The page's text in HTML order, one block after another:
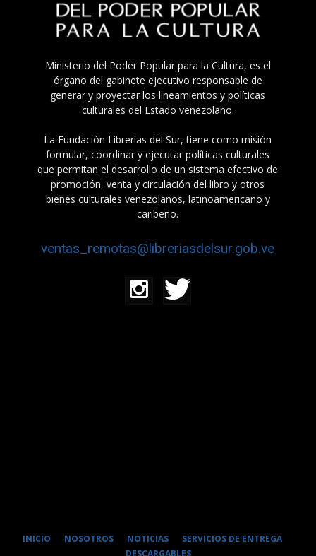
Ministerio del Poder Popular para la Cultura, es el
órgano del gabinete ejecutivo responsable de
generar y proyectar los lineamientos y políticas
culturales del Estado venezolano.
La Fundación Librerías del Sur, tiene como misión
formular, coordinar y ejecutar políticas culturales
que permitan el desarrollo de un sistema efectivo de
promoción, venta y circulación del libro y otros
bienes culturales venezolanos, latinoamericano y
caribeño.
ventas_remotas@libreriasdelsur.gob.ve
INICIO NOSOTROS NOTICIAS
SERVICIOS DE ENTREGA